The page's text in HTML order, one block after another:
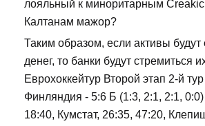
лояльный к миноритарным
Калтанам мажор?
Таким образом, если активы будут
денег, то банки будут стремиться
Еврохоккейтур Второй этап 2-й
Финляндия - 5:6 Б (1:3, 2:1, 2:1,
18:40, Кумстат, 26:35, 47:20,